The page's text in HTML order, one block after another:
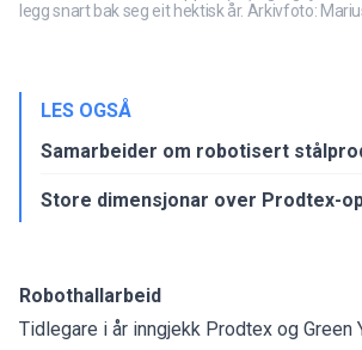
legg snart bak seg eit hektisk år. Arkivfoto:
LES OGSÅ
Samarbeider om robotisert
Store dimensjonar over Prodtex-
Robothallarbeid
Tidlegare i år inngjekk Prodtex og Green